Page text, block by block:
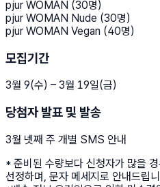
pjur WOMAN (30명)
pjur WOMAN Nude (30명)
pjur WOMAN Vegan (40명)
모집기간
3월 9(수) – 3월 19일(금)
당첨자 발표 및 발송
3월 넷째 주 개별 SMS 안내
* 준비된 수량보다 신청자가 많을
선정하며, 문자 메세지로 안내드립